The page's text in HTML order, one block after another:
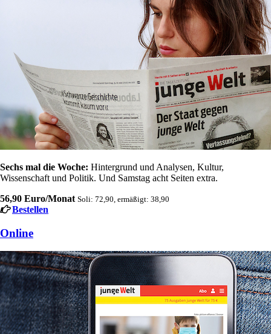
Sechs mal die Woche: Hintergrund und Analysen, Kultur,
Wissenschaft und Politik. Und Samstag acht Seiten extra.
56,90 Euro/Monat Soli: 72,90, ermäßigt: 38,90
Bestellen
Online